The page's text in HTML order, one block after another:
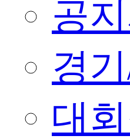
공
경
대